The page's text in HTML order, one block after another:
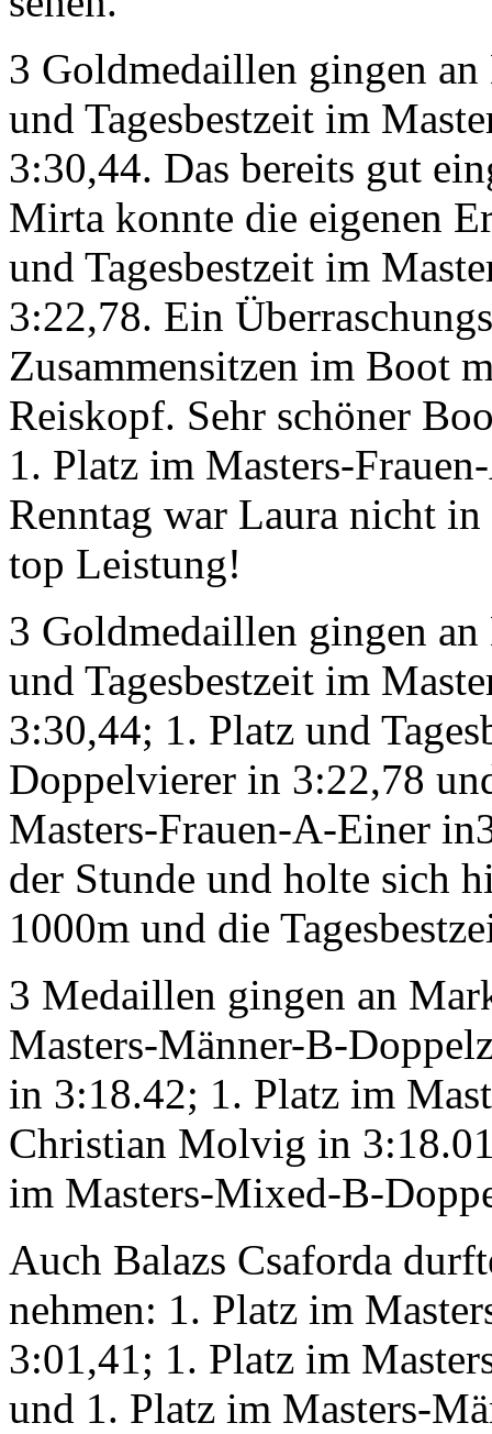
3 Goldmedaillen gingen
und Tagesbestzeit im
3:30,44. Das bereits gut
Mirta konnte die eigenen
und Tagesbestzeit im
3:22,78. Ein
Zusammensitzen im Boot
Reiskopf. Sehr schöner
1. Platz im Masters-
Renntag war Laura nicht
top Leistung!
3 Goldmedaillen gingen
und Tagesbestzeit im
3:30,44; 1. Platz und
Doppelvierer in 3:22,78
Masters-Frauen-A-Einer
der Stunde und holte sich
1000m und die
3 Medaillen gingen an
Masters-Männer-B-
in 3:18.42; 1. Platz im
Christian Molvig in
im Masters-Mixed-B-
Auch Balazs Csaforda
nehmen: 1. Platz im
3:01,41; 1. Platz im
und 1. Platz im Masters-